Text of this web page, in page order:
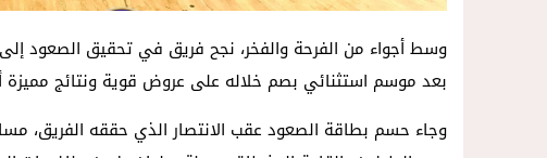
وسط أجواء من الفرحة والفخر، نجح فريق في تحقيق الصعود
بعد موسم استثنائي بصم خلاله على عروض قوية ونتائج مميزة
وجاء حسم بطاقة الصعود عقب الانتصار الذي حققه الفريق،